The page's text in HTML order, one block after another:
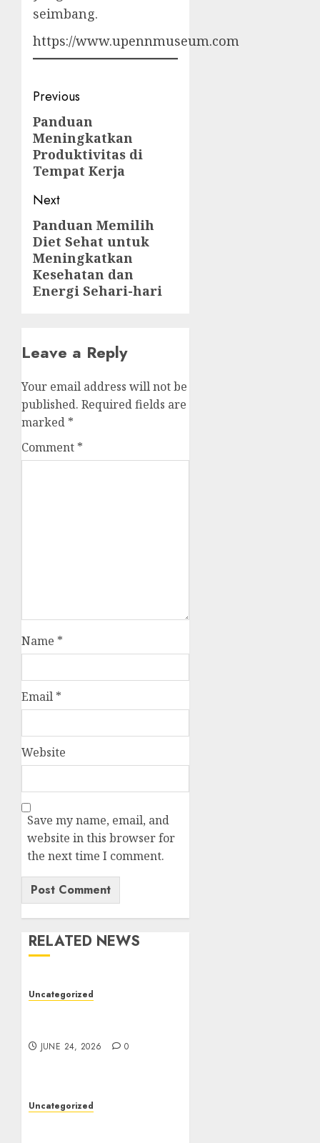
seimbang.
https://www.upennmuseum.com
Post
navigation
Previous
Previous
post:
Panduan
Meningkatkan
Produktivitas di
Tempat Kerja
Next
Next
post:
Panduan Memilih
Diet Sehat untuk
Meningkatkan
Kesehatan dan
Energi Sehari-hari
Leave a Reply
Your email address will not be
published. Required fields are
marked *
Comment *
Name *
Email *
Website
Save my name, email, and
website in this browser for
the next time I comment.
RELATED NEWS
Uncategorized
JUNE 24, 2026 0
Uncategorized